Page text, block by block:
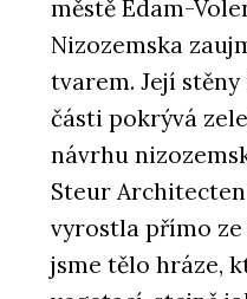
městě Edam-
Nizozemska
tvarem. Její
části pokrývá
návrhu
Steur
vyrostla přímo ze
jsme tělo hráze,